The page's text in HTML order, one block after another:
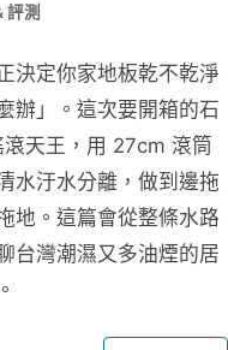
評測
決定你家地板乾不乾淨
辦」。這次要開箱的石
天王，用 27cm 滾筒
水汙水分離，做到邊拖
地。這篇會從整條水路
台灣潮濕又多油煙的居